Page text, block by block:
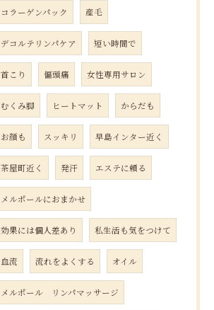
コラーゲンパック 産毛
デコルテリンパケア 短い時間で
首こり 偏頭痛 女性専用サロン
むくみ脚 ヒートマット からだも
お顔も スッキリ 早島インター近く
茶屋町近く 発汗 エステに頼る
メルポールにおまかせ
効果には個人差あり 私生活も気をつけて
血流 流れをよくする オイル
メルポール リンパマッサージ